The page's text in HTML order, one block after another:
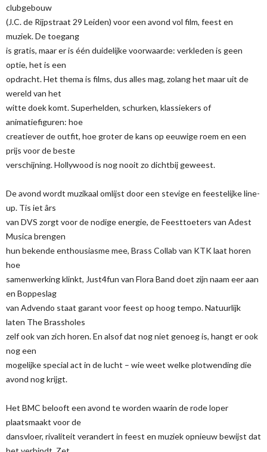
clubgebouw
(J.C. de Rijpstraat 29 Leiden) voor een avond vol film, feest en
muziek. De toegang
is gratis, maar er is één duidelijke voorwaarde: verkleden is geen
optie, het is een
opdracht. Het thema is films, dus alles mag, zolang het maar uit de
wereld van het
witte doek komt. Superhelden, schurken, klassiekers of
animatiefiguren: hoe
creatiever de outfit, hoe groter de kans op eeuwige roem en een
prijs voor de beste
verschijning. Hollywood is nog nooit zo dichtbij geweest.
De avond wordt muzikaal omlijst door een stevige en feestelijke line-
up. Tis iet ârs
van DVS zorgt voor de nodige energie, de Feesttoeters van Adest
Musica brengen
hun bekende enthousiasme mee, Brass Collab van KTK laat horen
hoe
samenwerking klinkt, Just4fun van Flora Band doet zijn naam eer aan
en Boppeslag
van Advendo staat garant voor feest op hoog tempo. Natuurlijk
laten The Brassholes
zelf ook van zich horen. En alsof dat nog niet genoeg is, hangt er ook
nog een
mogelijke special act in de lucht – wie weet welke plotwending die
avond nog krijgt.
Het BMC belooft een avond te worden waarin de rode loper
plaatsmaakt voor de
dansvloer, rivaliteit verandert in feest en muziek opnieuw bewijst dat